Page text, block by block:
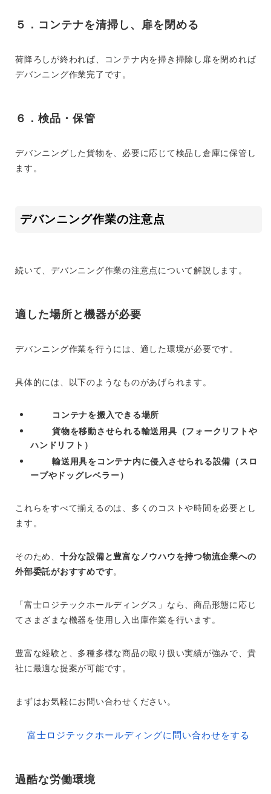
５．コンテナを清掃し、扉を閉める
荷降ろしが終われば、コンテナ内を掃き掃除し扉を閉めれば
デバンニング作業完了です。
６．検品・保管
デバンニングした貨物を、必要に応じて検品し倉庫に保管し
ます。
デバンニング作業の注意点
続いて、デバンニング作業の注意点について解説します。
適した場所と機器が必要
デバンニング作業を行うには、適した環境が必要です。
具体的には、以下のようなものがあげられます。
コンテナを搬入できる場所
貨物を移動させられる輸送用具（フォークリフトや
ハンドリフト）
輸送用具をコンテナ内に侵入させられる設備（スロ
ープやドッグレベラー）
これらをすべて揃えるのは、多くのコストや時間を必要とし
ます。
そのため、 十分な設備と豊富なノウハウを持つ物流企業への
外部委託がおすすめです。
「富士ロジテックホールディングス」なら、商品形態に応じ
てさまざまな機器を使用し入出庫作業を行います。
豊富な経験と、多種多様な商品の取り扱い実績が強みで、貴
社に最適な提案が可能です。
まずはお気軽にお問い合わせください。
富士ロジテックホールディングに問い合わせをする
過酷な労働環境